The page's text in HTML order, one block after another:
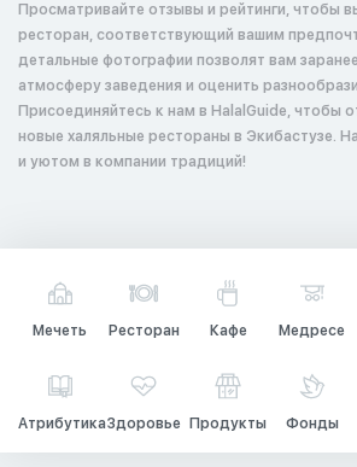
Просматривайте отзывы и рейтинги, чтобы
ресторан, соответствующий вашим
детальные фотографии позволят вам
атмосферу заведения и оценить
Присоединяйтесь к нам в HalalGuide, чтобы
новые халяльные рестораны в Экибастузе.
и уютом в компании традиций!
Мечеть Ресторан Кафе Медресе
АтрибутикаЗдоровье Продукты Фонды